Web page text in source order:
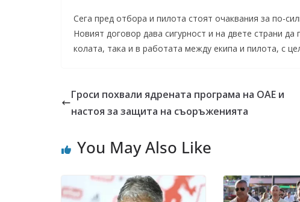
Сега пред отбора и пилота стоят очаквания за по-
Новият договор дава сигурност и на двете страни
колата, така и в работата между екипа и пилота, с
Гроси похвали ядрената програма на ОАЕ и
настоя за защита на съоръженията
You May Also Like